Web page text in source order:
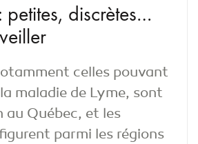
petites, discrètes…
celles pouvant
maladie de Lyme, sont
au Québec, et les
parmi les régions